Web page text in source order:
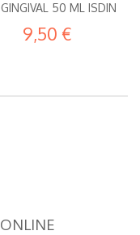
50 ML ISDIN
9,50 €